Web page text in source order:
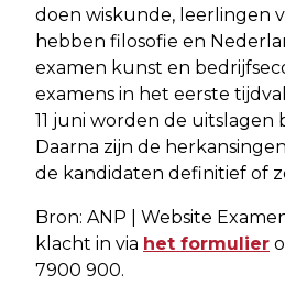
doen wiskunde, leerlingen
hebben filosofie en
examen kunst en
examens in het eerste
11 juni worden de uitslagen
Daarna zijn de
de kandidaten definitief of
Bron: ANP | Website
klacht in via het formulier
7900 900.